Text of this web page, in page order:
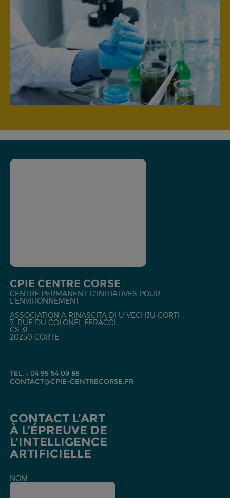
CPIE CENTRE CORSE
CENTRE PERMANENT D'INITIATIVES POUR
L'ENVIRONNEMENT
ASSOCIATION A RINASCITA DI U VECHJU CORTI
7, RUE DU COLONEL FERACCI
CS 31
20250 CORTE
TEL. : 04 95 54 09 86
CONTACT@CPIE-CENTRECORSE.FR
CONTACT L’ART
À L’ÉPREUVE DE
L’INTELLIGENCE
ARTIFICIELLE
NOM